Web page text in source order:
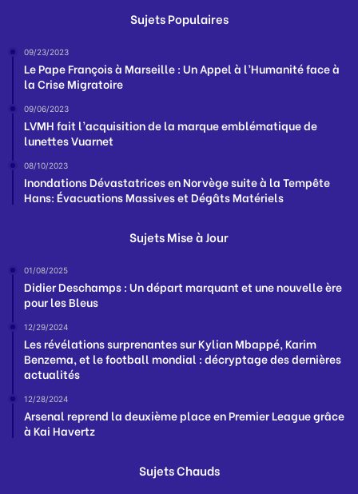
Sujets Populaires
09/23/2023
Le Pape François à Marseille : Un Appel à l’Humanité face à
la Crise Migratoire
09/06/2023
LVMH fait l’acquisition de la marque emblématique de
lunettes Vuarnet
08/10/2023
Inondations Dévastatrices en Norvège suite à la Tempête
Hans: Évacuations Massives et Dégâts Matériels
Sujets Mise à Jour
01/08/2025
Didier Deschamps : Un départ marquant et une nouvelle ère
pour les Bleus
12/29/2024
Les révélations surprenantes sur Kylian Mbappé, Karim
Benzema, et le football mondial : décryptage des dernières
actualités
12/28/2024
Arsenal reprend la deuxième place en Premier League grâce
à Kai Havertz
Sujets Chauds